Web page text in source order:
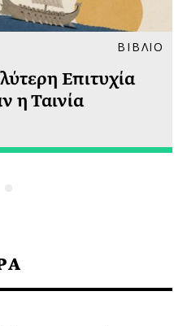
ΒΙΒΛΙΟ
Επιτυχία
η Ταινία